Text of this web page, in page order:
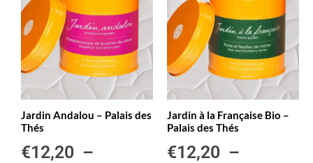
Jardin Andalou – Palais des
Thés
€12,20 –
Jardin à la Française Bio –
Palais des Thés
€12,20 –